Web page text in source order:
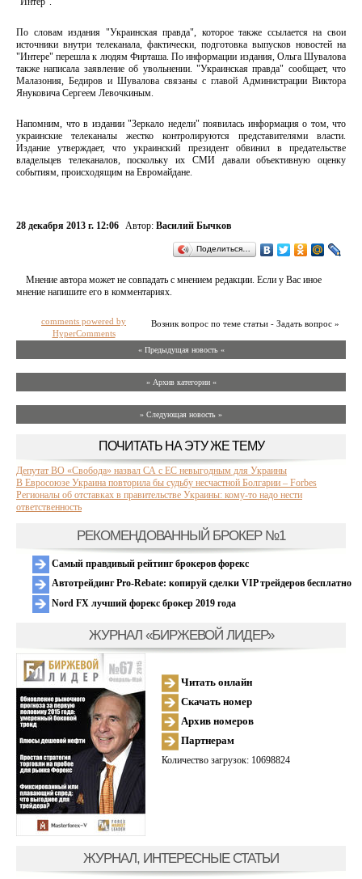
По словам издания "Украинская правда", которое также ссылается на свои
источники внутри телеканала, фактически, подготовка выпусков новостей на
"Интере" перешла к людям Фирташа. По информации издания, Ольга Шувалова
также написала заявление об увольнении. "Украинская правда" сообщает, что
Малазония, Бедиров и Шувалова связаны с главой Администрации Виктора
Януковича Сергеем Левочкиным.
Напомним, что в издании "Зеркало недели" появилась информация о том, что
украинские телеканалы жестко контролируются представителями власти.
Издание утверждает, что украинский президент обвинил в предательстве
владельцев телеканалов, поскольку их СМИ давали объективную оценку
событиям, происходящим на Евромайдане.
28 декабря 2013 г. 12:06 Автор: Василий Бычков
Поделиться…
Мнение автора может не совпадать с мнением редакции. Если у Вас иное
мнение напишите его в комментариях.
Возник вопрос по теме статьи - Задать вопрос »
comments powered by
HyperComments
« Предыдущая новость «
» Архив категории «
» Следующая новость »
ПОЧИТАТЬ НА ЭТУ ЖЕ ТЕМУ
Депутат ВО «Свобода» назвал СА с ЕС невыгодным для Украины
В Евросоюзе Украина повторила бы судьбу несчастной Болгарии – Forbes
Регионалы об отставках в правительстве Украины: кому-то надо нести
ответственность
РЕКОМЕНДОВАННЫЙ БРОКЕР №1
Самый правдивый рейтинг брокеров форекс
Автотрейдинг Pro-Rebate: копируй сделки VIP трейдеров бесплатно
Nord FX лучший форекс брокер 2019 года
ЖУРНАЛ «БИРЖЕВОЙ ЛИДЕР»
Читать онлайн
Скачать номер
Архив номеров
Партнерам
Количество загрузок: 10698824
ЖУРНАЛ, ИНТЕРЕСНЫЕ СТАТЬИ